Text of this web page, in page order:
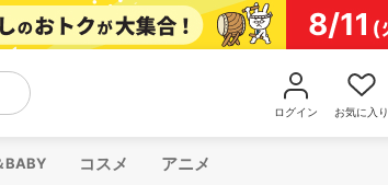
ログイン お気に入り
BABY コスメ アニメ